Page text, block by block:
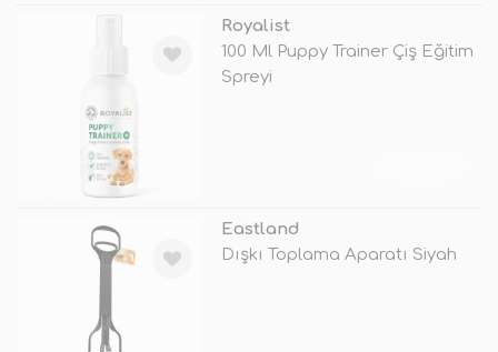
Royalist
100 Ml Puppy Trainer Çiş Eğitim
Spreyi
Eastland
Dışkı Toplama Aparatı Siyah